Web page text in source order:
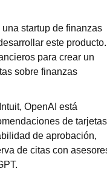
startup de finanzas
este producto.
para crear un
sobre finanzas
OpenAI está
de tarjetas
de aprobación,
de citas con